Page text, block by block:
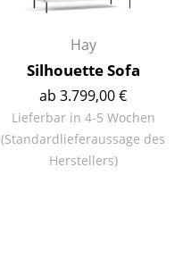
Hay
Silhouette Sofa
ab 3.799,00 €
Lieferbar in 4-5 Wochen
(Standardlieferaussage des
Herstellers)